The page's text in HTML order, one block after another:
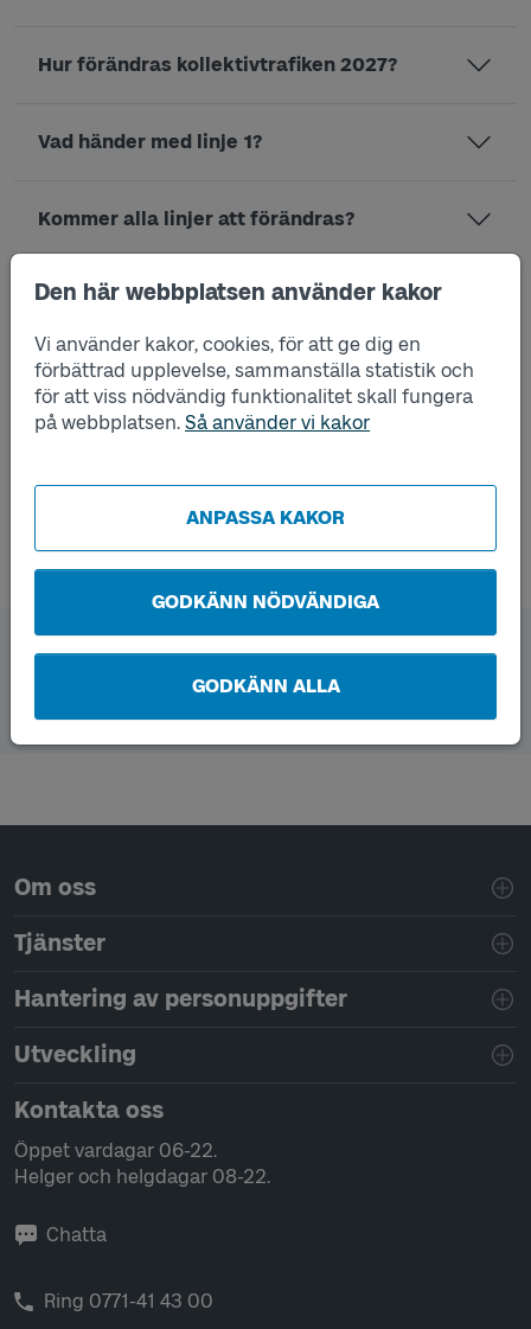
Den här webbplatsen använder kakor
Vi använder kakor, cookies, för att ge dig en
förbättrad upplevelse, sammanställa statistik och
för att viss nödvändig funktionalitet skall fungera
på webbplatsen. Så använder vi kakor
ANPASSA KAKOR
GODKÄNN NÖDVÄNDIGA
GODKÄNN ALLA
Hur förändras kollektivtrafiken 2027?
Vad händer med linje 1?
Kommer alla linjer att förändras?
Kommer några områden att bli av med sin
Vilka linjer kommer inte längre köra via
Allégatan?
Förstudie
Förstudie inför upphandling Trafik 2027 Borås
stadstrafik (pdf, öppnas i nytt fönster)
Sidfotsnavigering
Om oss
Tjänster
Hantering av personuppgifter
Utveckling
Kontakta oss
Öppet vardagar 06-22.
Helger och helgdagar 08-22.
Chatta
Ring 0771-41 43 00